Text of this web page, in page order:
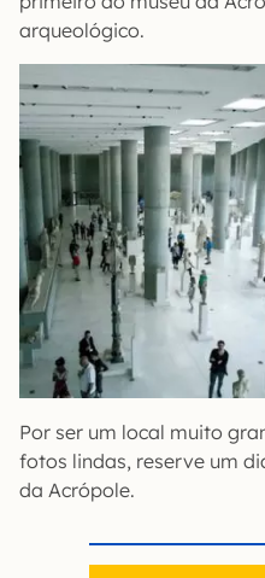
arqueológico.
Por ser um local muito
fotos lindas, reserve um
da Acrópole.